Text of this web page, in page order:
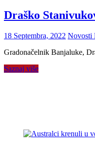
Draško
18 Septembra, 2022 Novosti
Gradonačelnik Banjaluke,
Saznaj više